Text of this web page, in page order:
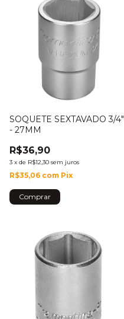
SOQUETE SEXTAVADO 3/4"
- 27MM
R$36,90
3 x de R$12,30 sem juros
R$35,06 com Pix